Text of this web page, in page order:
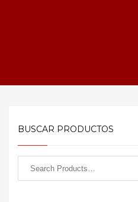
BUSCAR PRODUCTOS